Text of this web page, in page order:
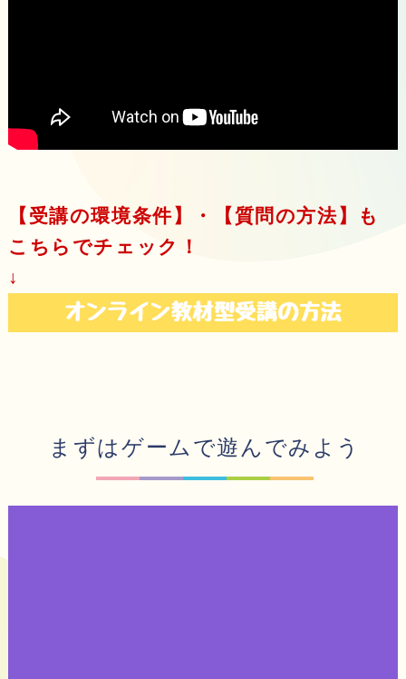
【受講の環境条件】・【質問の方法】も
こちらでチェック！
↓
まずはゲームで遊んでみよう